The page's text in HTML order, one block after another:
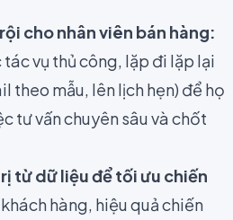
cho nhân viên bán hàng:
vụ thủ công, lặp đi lặp lại
theo mẫu, lên lịch hẹn) để họ
tư vấn chuyên sâu và chốt
từ dữ liệu để tối ưu chiến
hàng, hiệu quả chiến